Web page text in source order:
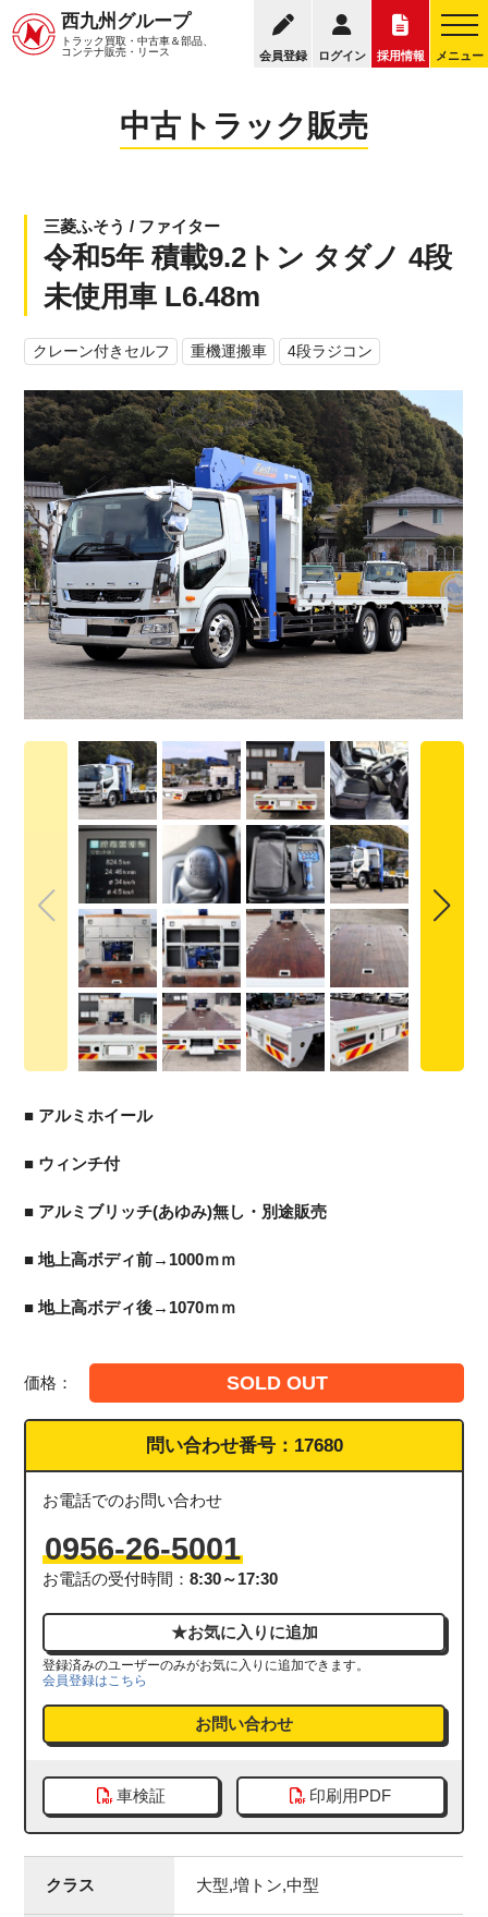
西九州グループ
トラック買取・中古車＆部品、
コンテナ販売・リース
会員登録 ログイン 採用情報 メニュー
中古トラック販売トップ トラック販売について
中古トラック販売
三菱ふそう / ファイター
令和5年 積載9.2トン タダノ 4段
未使用車 L6.48m
クレーン付きセルフ 重機運搬車 4段ラジコン
■ アルミホイール
■ ウィンチ付
■ アルミブリッチ(あゆみ)無し・別途販売
■ 地上高ボディ前→1000ｍｍ
■ 地上高ボディ後→1070ｍｍ
価格： SOLD OUT
問い合わせ番号： 17680
お電話でのお問い合わせ
0956-26-5001
お電話の受付時間：8:30～17:30
登録済みのユーザーのみがお気に入りに追加できます。
会員登録はこちら
お問い合わせ
車検証 印刷用PDF
クラス 大型,増トン,中型